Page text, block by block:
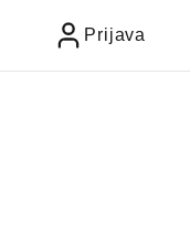
Prijava